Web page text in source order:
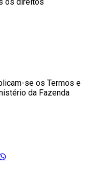
se os Termos e
da Fazenda